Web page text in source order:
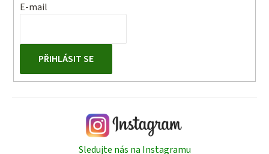
E-mail
PŘIHLÁSIT SE
Sledujte nás na Instagramu